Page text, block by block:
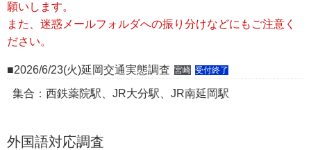
願いします。
また、迷惑メールフォルダへの振り分けなどにもご注意く
ださい。
2026/6/23(火)延岡交通実態調査 宮崎 受付終了
集合：西鉄薬院駅、JR大分駅、JR南延岡駅
外国語対応調査